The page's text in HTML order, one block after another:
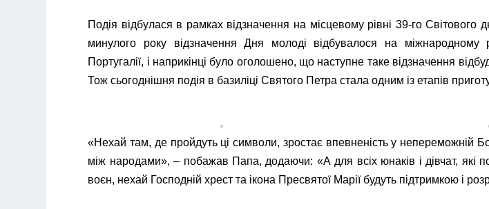
Подія відбулася в рамках відзначення на місцевому рівні 39-го
минулого року відзначення Дня молоді відбувалося на міжнародному
Португалії, і наприкінці було оголошено, що наступне таке відзначення
Тож сьогоднішня подія в базиліці Святого Петра стала одним із етапів
«Нехай там, де пройдуть ці символи, зростає впевненість у непереможній
між народами», – побажав Папа, додаючи: «А для всіх юнаків і дівчат, які
воєн, нехай Господній хрест та ікона Пресвятої Марії будуть підтримкою і